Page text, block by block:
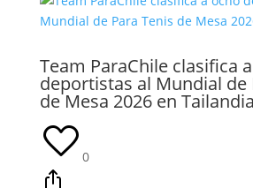
Team ParaChile clasifica
deportistas al Mundial de
de Mesa 2026 en Tailandia
0